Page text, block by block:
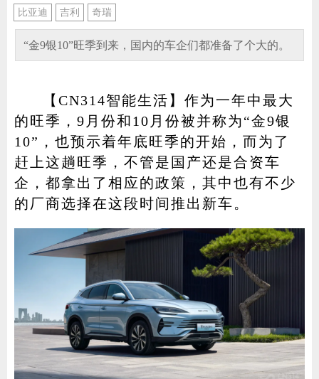
导购
图赏 游记 直播
家电 技巧 作者
登录 注册
比亚迪 吉利 奇瑞
“金9银10”旺季到来，国内的车企们都准备了个大的。
【CN314智能生活】作为一年中最大
的旺季，9月份和10月份被并称为“金9银
10”，也预示着年底旺季的开始，而为了
赶上这趟旺季，不管是国产还是合资车
企，都拿出了相应的政策，其中也有不少
的厂商选择在这段时间推出新车。